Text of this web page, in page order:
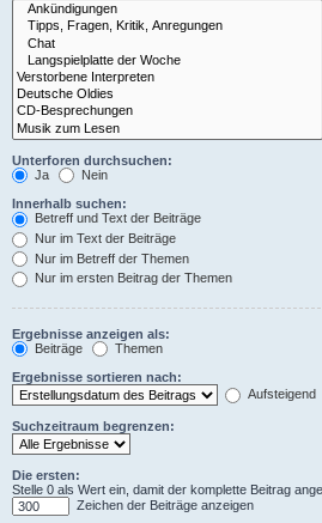
Unterforen durchsuchen:
Ja
Nein
Innerhalb suchen:
Betreff und Text der Beiträge
Nur im Text der Beiträge
Nur im Betreff der Themen
Nur im ersten Beitrag der Themen
Ergebnisse anzeigen als:
Beiträge
Themen
Ergebnisse sortieren nach:
Aufsteigend
Suchzeitraum begrenzen:
Die ersten:
Stelle 0 als Wert ein, damit der komplette Beitrag
Zeichen der Beiträge anzeigen